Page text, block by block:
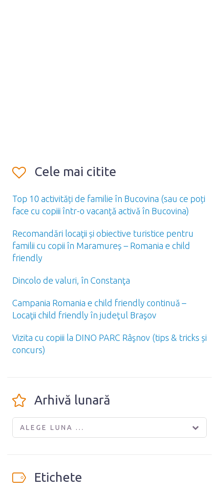
Cele mai citite
Top 10 activități de familie în Bucovina (sau ce poți
face cu copiii într-o vacanță activă în Bucovina)
Recomandări locaţii și obiective turistice pentru
familii cu copii în Maramureș – Romania e child
friendly
Dincolo de valuri, în Constanţa
Campania Romania e child friendly continuă –
Locaţii child friendly în judeţul Braşov
Vizita cu copiii la DINO PARC Râşnov (tips & tricks și
concurs)
Arhivă lunară
ALEGE LUNA ...
Etichete